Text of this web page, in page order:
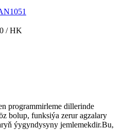
/ HK
programmirleme dillerinde
bolup, funksiýa zerur agzalary
ýygyndysyny jemlemekdir.Bu,